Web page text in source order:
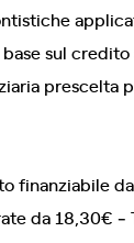
sul
prescelta
finanziabile
da 18,30€ ‐